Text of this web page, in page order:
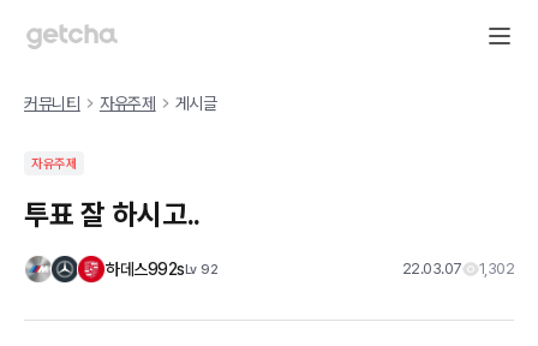
커뮤니티 자유주제 게시글
자유주제
투표 잘 하시고..
하데스992sLv 92 22.03.07 1,302